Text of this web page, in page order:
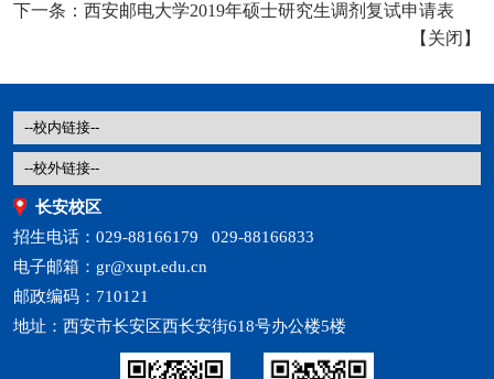
下一条： 西安邮电大学2019年硕士研究生调剂复试申请表
【 关闭 】
长安校区
招生电话：029-88166179 029-88166833
电子邮箱：gr@xupt.edu.cn
邮政编码：710121
地址：西安市长安区西长安街618号办公楼5楼